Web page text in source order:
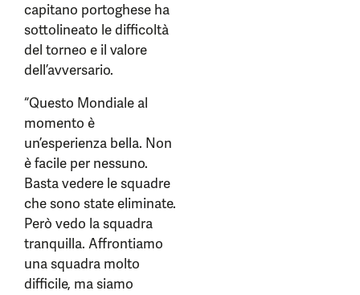
capitano portoghese ha
sottolineato le difficoltà
del torneo e il valore
dell’avversario.
“Questo Mondiale al
momento è
un’esperienza bella. Non
è facile per nessuno.
Basta vedere le squadre
che sono state eliminate.
Però vedo la squadra
tranquilla. Affrontiamo
una squadra molto
difficile, ma siamo